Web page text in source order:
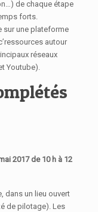
de chaque étape
forts.
sur une plateforme
autour
réseaux
Youtube).
2017 de 10 h à 12
dans un lieu ouvert
de pilotage). Les